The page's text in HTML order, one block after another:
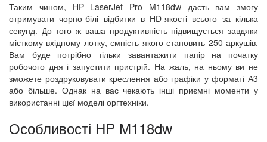
Таким чином, HP LaserJet Pro M118dw дасть вам змогу
отримувати чорно-білі відбитки в HD-якості всього за кілька
секунд. До того ж ваша продуктивність підвищується завдяки
місткому вхідному лотку, ємність якого становить 250 аркушів.
Вам буде потрібно тільки завантажити папір на початку
робочого дня і запустити пристрій. На жаль, на ньому ви не
зможете роздруковувати креслення або графіки у форматі А3
або більше. Однак на вас чекають інші приємні моменти у
використанні цієї моделі оргтехніки.
Особливості HP M118dw